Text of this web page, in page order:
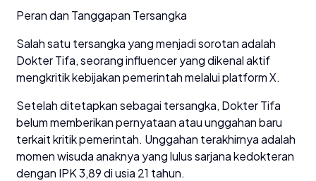
Peran dan Tanggapan Tersangka
Salah satu tersangka yang menjadi sorotan adalah
Dokter Tifa, seorang influencer yang dikenal aktif
mengkritik kebijakan pemerintah melalui platform X.
Setelah ditetapkan sebagai tersangka, Dokter Tifa
belum memberikan pernyataan atau unggahan baru
terkait kritik pemerintah. Unggahan terakhirnya adalah
momen wisuda anaknya yang lulus sarjana kedokteran
dengan IPK 3,89 di usia 21 tahun.